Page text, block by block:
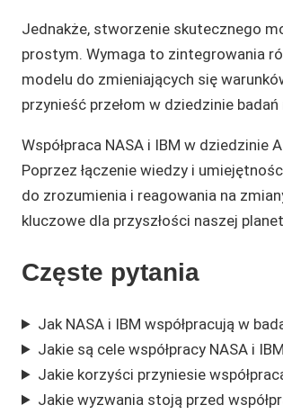
Jednakże, stworzenie skutecznego
prostym. Wymaga to zintegrowania
modelu do zmieniających się
przynieść przełom w dziedzinie
Współpraca NASA i IBM w
Poprzez łączenie wiedzy i
do zrozumienia i reagowania na
kluczowe dla przyszłości naszej
Częste pytania
Jak NASA i IBM współpracują w
Jakie są cele współpracy NASA i
Jakie korzyści przyniesie
Jakie wyzwania stoją przed